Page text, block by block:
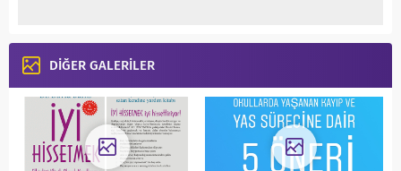
DİĞER GALERİLER